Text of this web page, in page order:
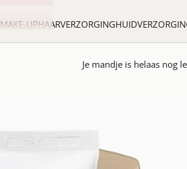
MAKE-UPHAARVERZORGING
Je mandje is helaas nog